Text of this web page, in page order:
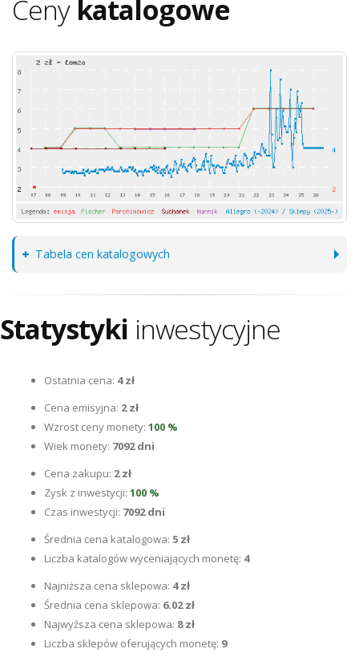
Ceny katalogowe
Tabela cen katalogowych
Statystyki inwestycyjne
Ostatnia cena: 4 zł
Cena emisyjna: 2 zł
Wzrost ceny monety: 100 %
Wiek monety: 7092 dni
Cena zakupu: 2 zł
Zysk z inwestycji: 100 %
Czas inwestycji: 7092 dni
Średnia cena katalogowa: 5 zł
Liczba katalogów wyceniających monetę: 4
Najniższa cena sklepowa: 4 zł
Średnia cena sklepowa: 6.02 zł
Najwyźsza cena sklepowa: 8 zł
Liczba sklepów oferujących monetę: 9